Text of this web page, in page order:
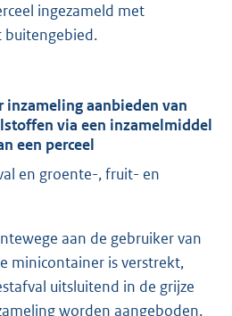
ingezameld met
buitengebied.
inzameling aanbieden van
via een inzamelmiddel
een perceel
en groente-, fruit- en
aan de gebruiker van
minicontainer is verstrekt,
uitsluitend in de grijze
worden aangeboden.